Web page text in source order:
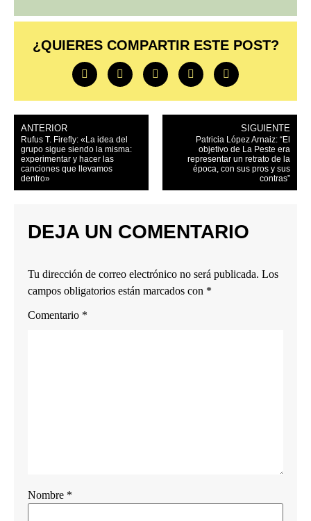
¿QUIERES COMPARTIR ESTE POST?
ANTERIOR
Rufus T. Firefly: «La idea del
grupo sigue siendo la misma:
experimentar y hacer las
canciones que llevamos
dentro»
SIGUIENTE
Patricia López Arnaiz: “El
objetivo de La Peste era
representar un retrato de la
época, con sus pros y sus
contras”
DEJA UN COMENTARIO
Tu dirección de correo electrónico no será publicada. Los
campos obligatorios están marcados con *
Comentario *
Nombre *